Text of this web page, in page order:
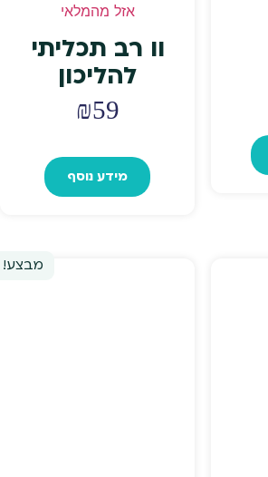
אזל מהמלאי
וו רב תכליתי
להליכון
₪59
מידע נוסף
מבצע!